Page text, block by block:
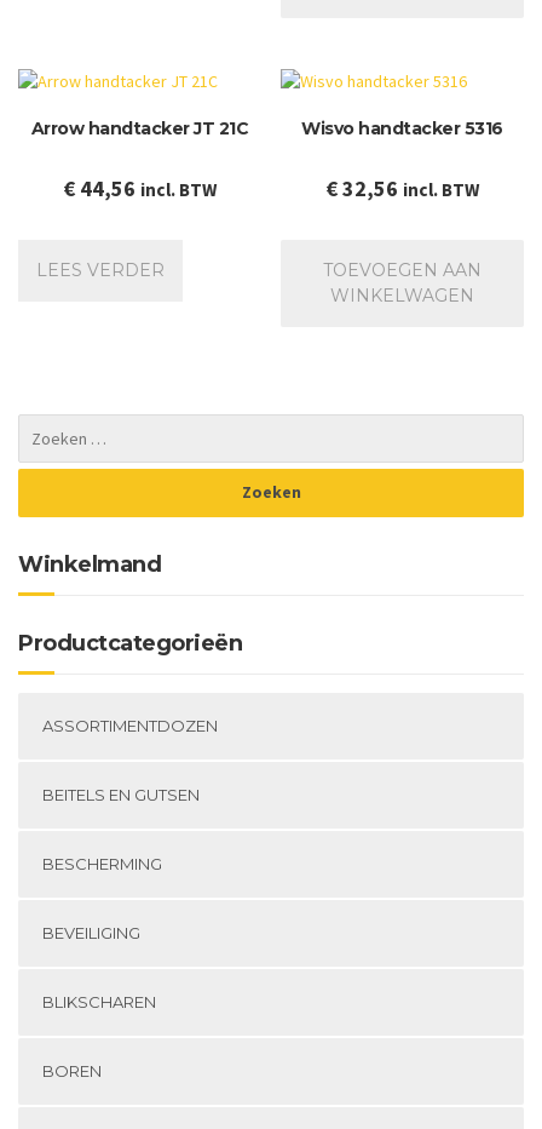
optie
gekozen
Arrow handtacker JT 21C
€44,56 incl. BTW
LEES VERDER
Wisvo handtacker 5316
€32,56 incl. BTW
TOEVOEGEN AAN
WINKELWAGEN
Winkelmand
Productcategorieën
ASSORTIMENTDOZEN
BEITELS EN GUTSEN
BESCHERMING
BEVEILIGING
BLIKSCHAREN
BOREN